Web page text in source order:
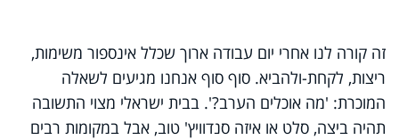
זה קורה לנו אחרי יום עבודה ארוך שכלל אינספור משימות,
ריצות, לקחת-ולהביא. סוף סוף אנחנו מגיעים לשאלה
המוכרת: 'מה אוכלים הערב?'. בבית ישראלי מצוי התשובה
תהיה ביצה, סלט או איזה סנדוויץ' טוב, אבל במקומות רבים